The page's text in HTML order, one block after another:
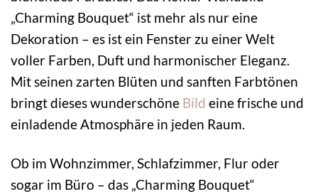
„Charming Bouquet“ ist mehr als nur eine
Dekoration – es ist ein Fenster zu einer Welt
voller Farben, Duft und harmonischer Eleganz.
Mit seinen zarten Blüten und sanften Farbtönen
bringt dieses wunderschöne Bild eine frische und
einladende Atmosphäre in jeden Raum.
Ob im Wohnzimmer, Schlafzimmer, Flur oder
sogar im Büro – das „Charming Bouquet“